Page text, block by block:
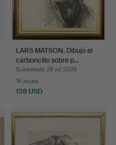
LARS MATSON. Dibujo al
carboncillo sobre p…
Subastado 28 jul 2026
18 pujas
138 USD